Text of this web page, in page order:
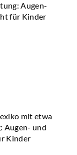
Augen-
für Kinder
mit etwa
Augen- und
Kinder